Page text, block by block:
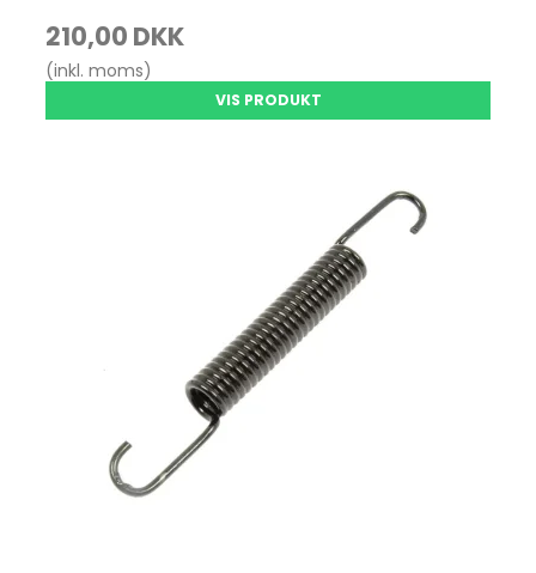
210,00 DKK
(inkl. moms)
VIS PRODUKT